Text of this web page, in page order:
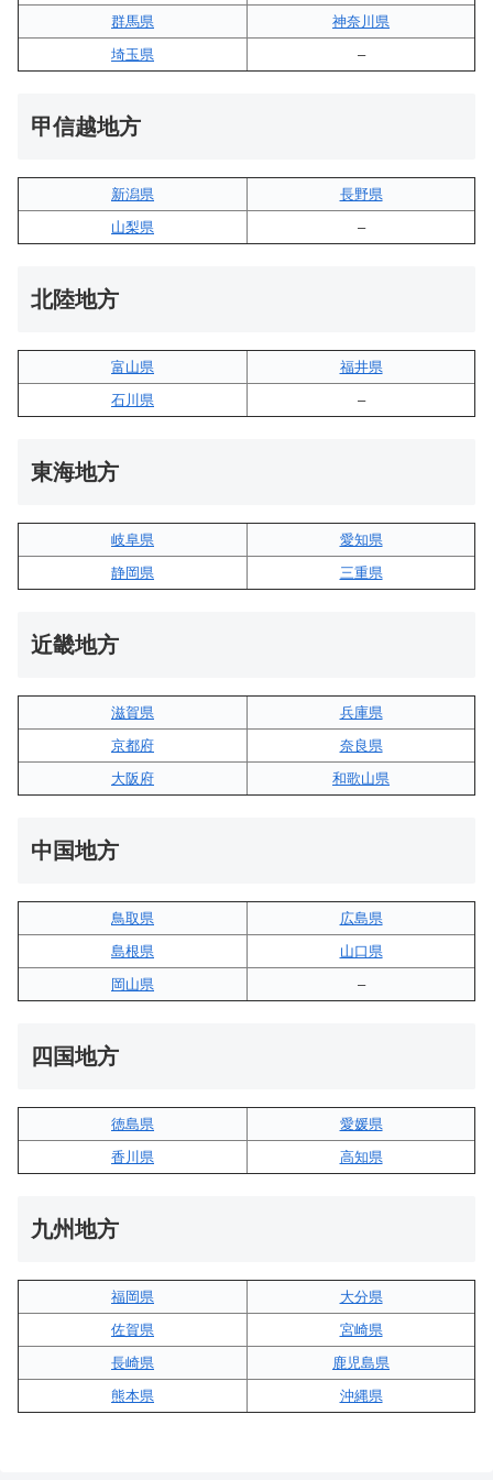
群馬県
神奈川県
埼玉県
–
甲信越地方
新潟県
長野県
山梨県
–
北陸地方
富山県
福井県
石川県
–
東海地方
岐阜県
愛知県
静岡県
三重県
近畿地方
滋賀県
兵庫県
京都府
奈良県
大阪府
和歌山県
中国地方
鳥取県
広島県
島根県
山口県
岡山県
–
四国地方
徳島県
愛媛県
香川県
高知県
九州地方
福岡県
大分県
佐賀県
宮崎県
長崎県
鹿児島県
熊本県
沖縄県